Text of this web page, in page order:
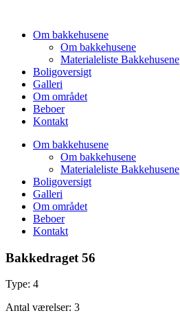
indholdOm bakkehusene
Om bakkehusene
Materialeliste Bakkehusene
Boligoversigt
Galleri
Om området
Beboer
Kontakt
Om bakkehusene
Om bakkehusene
Materialeliste Bakkehusene
Boligoversigt
Galleri
Om området
Beboer
Kontakt
Bakkedraget 56
Type: 4
Antal værelser: 3